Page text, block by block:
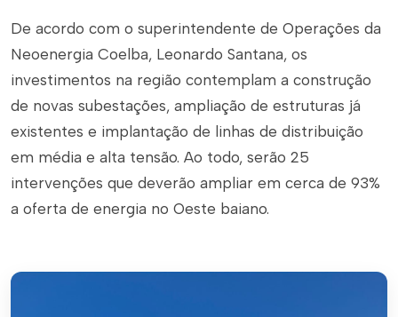
De acordo com o superintendente de Operações da
Neoenergia Coelba, Leonardo Santana, os
investimentos na região contemplam a construção
de novas subestações, ampliação de estruturas já
existentes e implantação de linhas de distribuição
em média e alta tensão. Ao todo, serão 25
intervenções que deverão ampliar em cerca de 93%
a oferta de energia no Oeste baiano.